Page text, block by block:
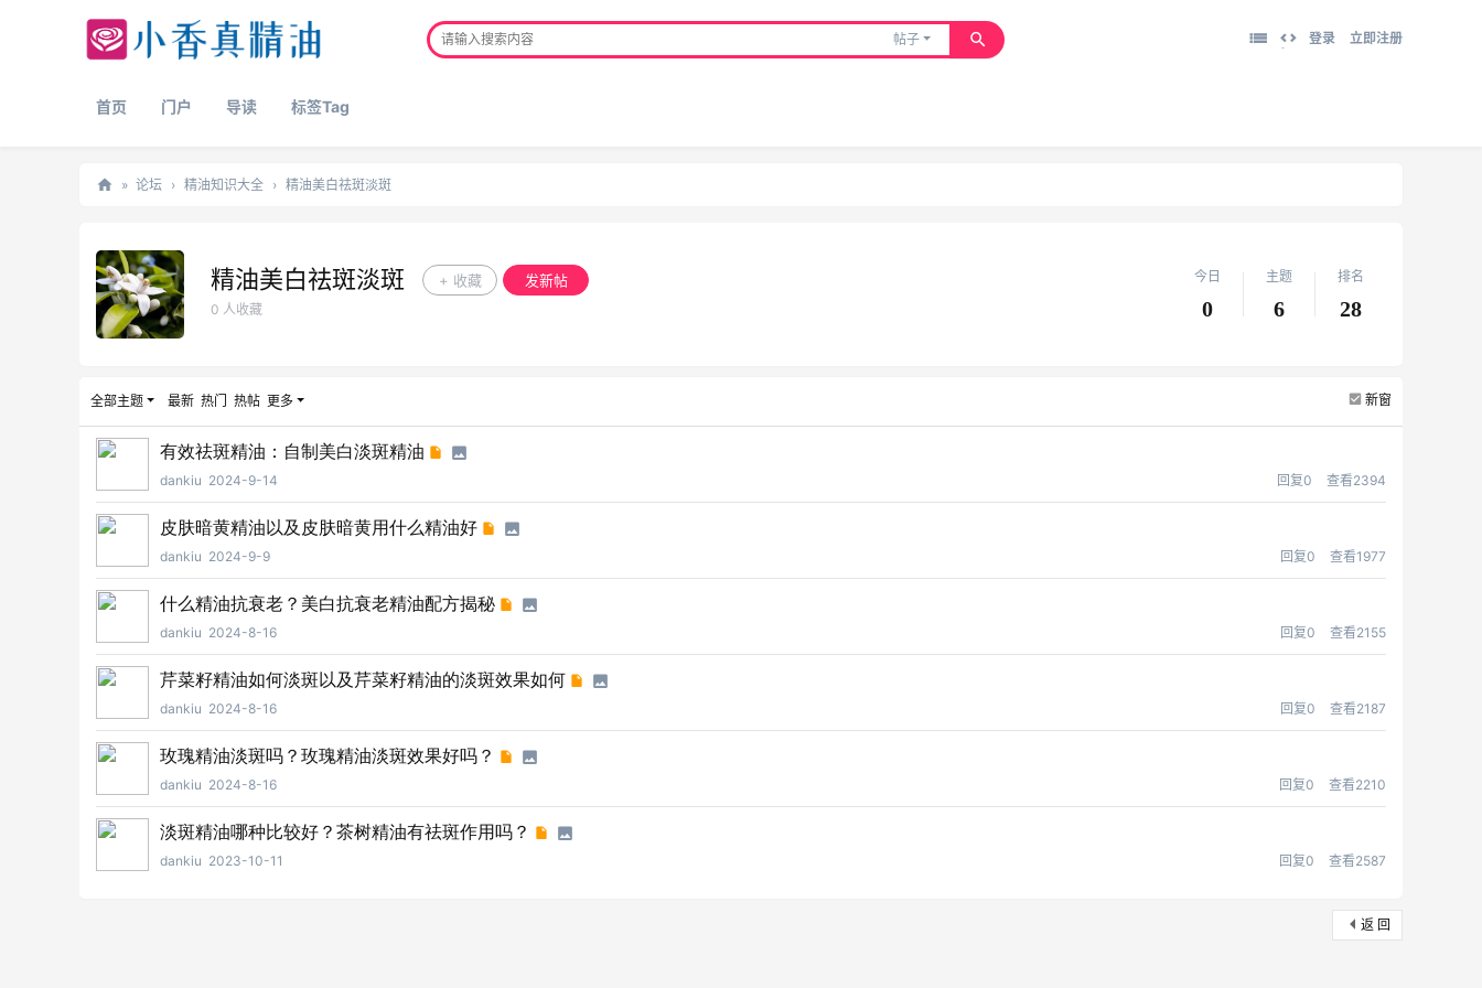
帖子 登录 立即注册
首页 门户 导读 标签Tag
品
精
油
网
» 论坛 › 精油知识大全 › 精油美白祛斑淡斑
精油美白祛斑淡斑 + 收藏 发新帖
0 人收藏
今日
0
主题
6
排名
28
新窗
全部主题 最新 热门 热帖 更多
有效祛斑精油：自制美白淡斑精油
dankiu 2024-9-14 回复0 查看2394
皮肤暗黄精油以及皮肤暗黄用什么精油好
dankiu 2024-9-9 回复0 查看1977
什么精油抗衰老？美白抗衰老精油配方揭秘
dankiu 2024-8-16 回复0 查看2155
芹菜籽精油如何淡斑以及芹菜籽精油的淡斑效果如何
dankiu 2024-8-16 回复0 查看2187
玫瑰精油淡斑吗？玫瑰精油淡斑效果好吗？
dankiu 2024-8-16 回复0 查看2210
淡斑精油哪种比较好？茶树精油有祛斑作用吗？
dankiu 2023-10-11 回复0 查看2587
返 回